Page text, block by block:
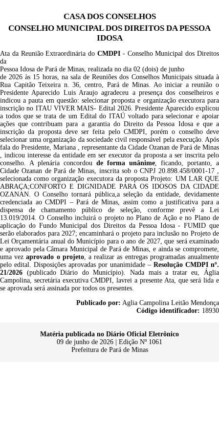
CASA DOS CONSELHOS
CONSELHO MUNICIPAL DOS DIREITOS DA PESSOA
IDOSA
Ata da Reunião Extraordinária do CMDPI - Conselho Municipal dos Direitos
da
Pessoa Idosa de Pará de Minas, realizada no dia 02 (dois) de junho
de 2026 às 15 horas, na sala de Reuniões dos Conselhos Municipais situada à
Rua Capitão Teixeira n. 36, centro, Pará de Minas. Ao iniciar a reunião o
Presidente Aparecido Luis Araujo agradeceu a presença dos conselheiros e
indicou a pauta em questão: selecionar proposta e organização executora para
inscrição no ITAU VIVER MAIS- Edital 2026. Presidente Aparecido explicou
a todos que se trata de um Edital do ITAÚ voltado para selecionar e apoiar
ações que contribuam para a garantia do Direito da Pessoa Idosa e que a
inscrição da proposta deve ser feita pelo CMDPI, porém o conselho deve
selecionar uma organização da sociedade civil responsável pela execução. Após
fala do Presidente, Mariana , representante da Cidade Ozanan de Pará de Minas
, indicou interesse da entidade em ser executor da proposta a ser inscrita pelo
conselho. A plenária concordou de forma unânime, ficando, portanto, a
Cidade Ozanan de Pará de Minas, inscrita sob o CNPJ 20.898.458/0001-17 ,
selecionada como organização executora da proposta Projeto: UM LAR QUE
ABRAÇA;CONFORTO E DIGNIDADE PARA OS IDOSOS DA CIDADE
OZANAN. O Conselho tornará pública,a seleção da entidade, devidamente
credenciada ao CMDPI – Pará de Minas, assim como a justificativa para a
dispensa de chamamento público de seleção, conforme prevê a Lei
13.019/2014. O Conselho incluirá o projeto no Plano de Ação e no Plano de
aplicação do Fundo Municipal dos Direitos da Pessoa Idosa - FUMID que
serão elaborados para 2027; encaminhará o projeto para inclusão no Projeto de
Lei Orçamentária anual do Município para o ano de 2027, que será examinado
e aprovado pela Câmara Municipal de Pará de Minas, e ainda se compromete,
uma vezaprovado o projeto, a realizar as entregas programadas anualmente
pelo edital. Disposições aprovadas por unanimidade – Resolução CMDPI nº.
21/2026 (publicado Diário do Município). Nada mais a tratar eu, Áglia
Campolina, secretária executiva CMDPI, lavrei a presente Ata, que será lida e
se aprovada será assinada por todos os presentes.
Publicado por: Aglia Campolina Leitão Mendonça
Código identificador: 18930
Matéria publicada no Diário Oficial Eletrônico
09 de junho de 2026 | Edição Nº 1061
Prefeitura de Pará de Minas